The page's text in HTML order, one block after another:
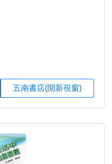
五南書店(開新視窗)